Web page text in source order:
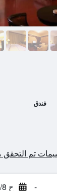
فندق
- ح 16/8